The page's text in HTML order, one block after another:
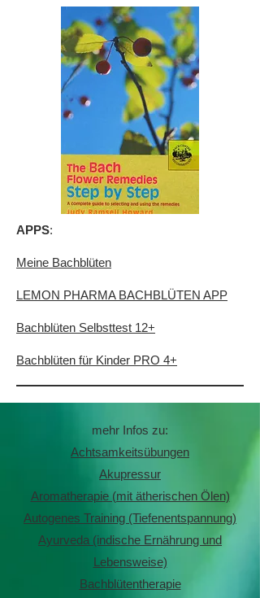
APPS:
Meine Bachblüten
LEMON PHARMA BACHBLÜTEN APP
Bachblüten Selbsttest 12+
Bachblüten für Kinder PRO 4+
mehr Infos zu:
Achtsamkeitsübungen
Akupressur
Aromatherapie (mit ätherischen Ölen)
Autogenes Training (Tiefenentspannung)
Ayurveda (indische Ernährung und
Lebensweise)
Bachblütentherapie